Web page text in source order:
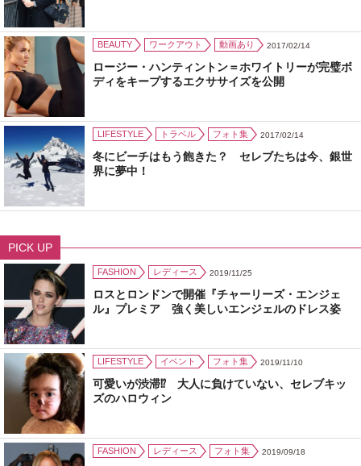
BEAUTY ワークアウト 動画あり 2017/02/14
ロージー・ハンティントン＝ホワイトリーが完璧ボ
ディをキープするエクササイズを公開
LIFESTYLE トラベル フォト集 2017/02/14
冬にビーチはもう飽きた？ セレブたちは今、銀世
界に夢中！
PICK UP
FASHION レディース 2019/11/25
ロスとロンドンで開催『チャーリーズ・エンジェ
ル』プレミア 強く美しいエンジェルのドレス姿
LIFESTYLE イベント フォト集 2019/11/10
可愛いが渋滞⁉ 大人に負けていない、セレブキッ
ズのハロウィン
FASHION レディース フォト集 2019/09/18